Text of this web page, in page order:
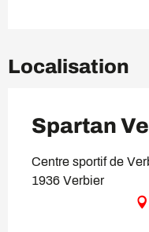
Localisation
Spartan
Centre sportif de
1936 Verbier